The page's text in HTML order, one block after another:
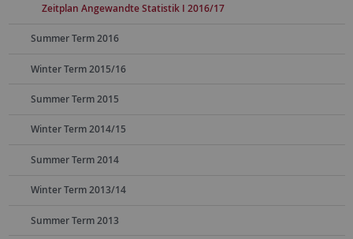
Zeitplan Angewandte Statistik I 2016/17
Summer Term 2016
Winter Term 2015/16
Summer Term 2015
Winter Term 2014/15
Summer Term 2014
Winter Term 2013/14
Summer Term 2013